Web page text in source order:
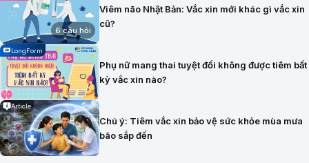
6 câu hỏi
Viêm não Nhật Bản: Vắc xin mới khác gì vắc xin
cũ?
LongForm
Phụ nữ mang thai tuyệt đối không được tiêm bất
kỳ vắc xin nào?
Article
Chú ý: Tiêm vắc xin bảo vệ sức khỏe mùa mưa
bão sắp đến